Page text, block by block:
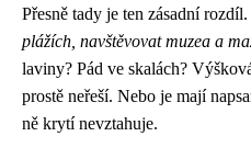
Přesně tady je ten zásadní rozdíl.
plážích, navštěvovat muzea a
laviny? Pád ve skalách?
prostě neřeší. Nebo je mají
ně krytí nevztahuje.